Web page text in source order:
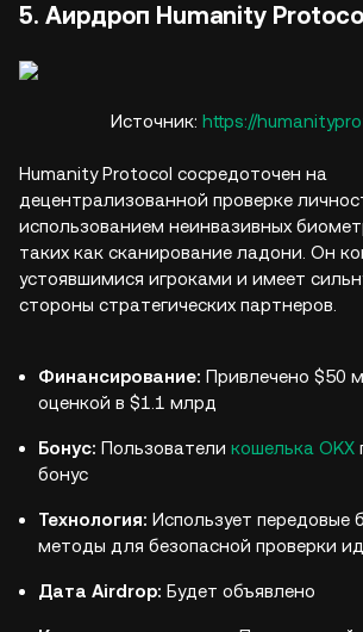
5. Аирдроп Humanity
Источник: https://
Humanity Protocol сосредоточен на
децентрализованной проверке
использованием неинвазивных
таких как сканирование ладони. Он
устоявшимися игроками и имеет
стороны стратегических партнеров.
Финансирование: Привлечено $50
оценкой в $1.1 млрд
Бонус: Пользователи кошелька OKX
бонус
Технология: Использует передовые
методы для безопасной проверки
Дата Airdrop: Будет объявлено